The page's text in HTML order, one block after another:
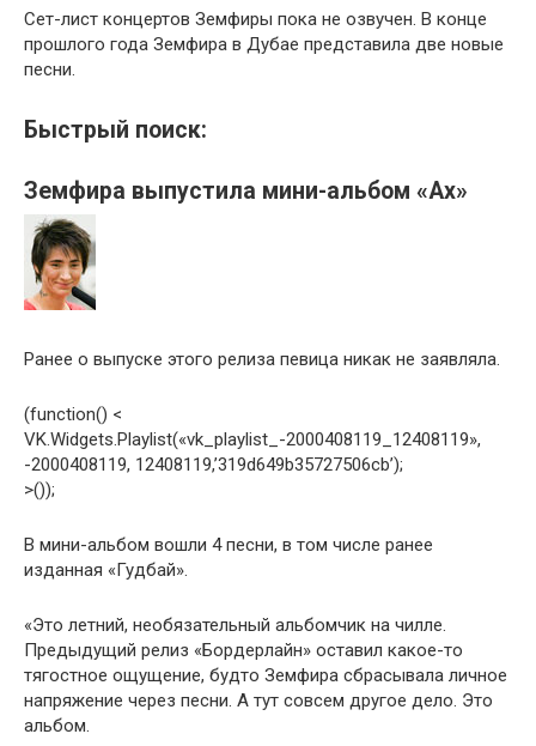
Сет-лист концертов Земфиры пока не озвучен. В конце
прошлого года Земфира в Дубае представила две новые
песни.
Быстрый поиск:
Земфира выпустила мини-альбом «Ах»
Ранее о выпуске этого релиза певица никак не заявляла.
(function() <
VK.Widgets.Playlist(«vk_playlist_-2000408119_12408119»,
-2000408119, 12408119,’319d649b35727506cb’);
>());
В мини-альбом вошли 4 песни, в том числе ранее
изданная «Гудбай».
«Это летний, необязательный альбомчик на чилле.
Предыдущий релиз «Бордерлайн» оставил какое-то
тягостное ощущение, будто Земфира сбрасывала личное
напряжение через песни. А тут совсем другое дело. Это
альбом.